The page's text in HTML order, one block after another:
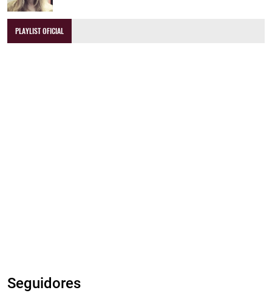
PLAYLIST OFICIAL
Seguidores